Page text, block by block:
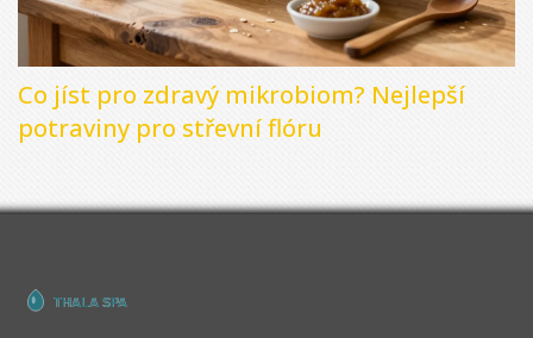
Co jíst pro zdravý mikrobiom? Nejlepší
potraviny pro střevní flóru